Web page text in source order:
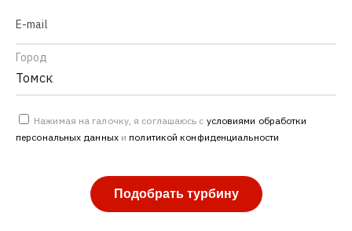
E-mail
Город
Нажимая на галочку, я соглашаюсь с условиями обработки
персональных данныхиполитикой конфиденциальности
Подобрать турбину